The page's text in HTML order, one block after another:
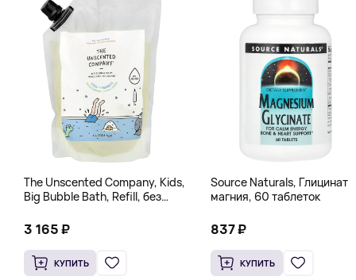
The Unscented Company, Kids,
Big Bubble Bath, Refill, без
Унции)
3 165 ₽
КУПИТЬ
Source Naturals, Глицинат
магния, 60 таблеток
837 ₽
КУПИТЬ